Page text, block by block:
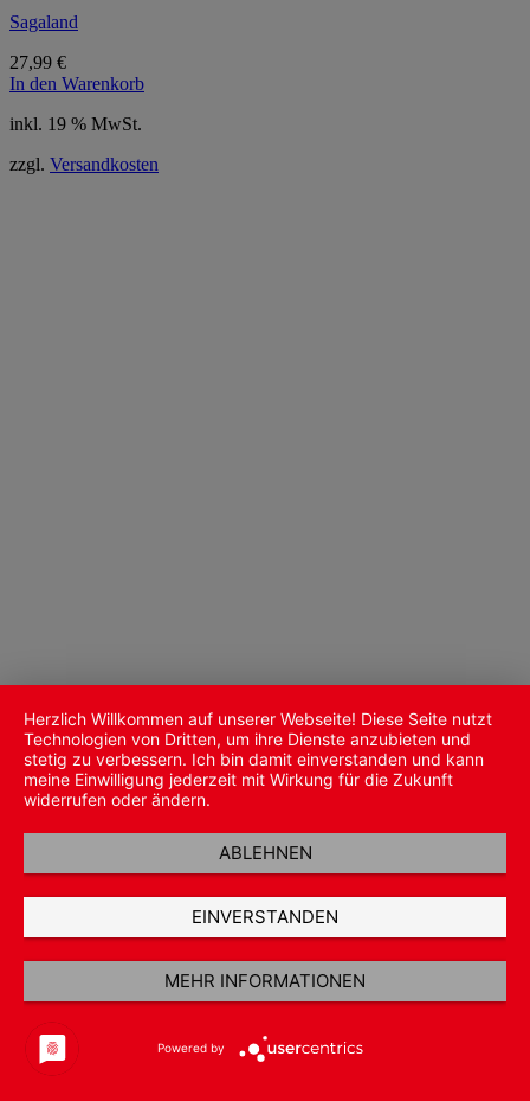
Sagaland
27,99 €
In den Warenkorb
inkl. 19 % MwSt.
zzgl. Versandkosten
Herzlich Willkommen auf unserer Webseite! Diese Seite nutzt
Technologien von Dritten, um ihre Dienste anzubieten und
stetig zu verbessern. Ich bin damit einverstanden und kann
meine Einwilligung jederzeit mit Wirkung für die Zukunft
widerrufen oder ändern.
ABLEHNEN
EINVERSTANDEN
MEHR INFORMATIONEN
Powered by